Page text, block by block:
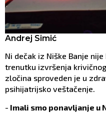
Andrej Simić
Ni dečak iz Niške Banje
trenutku izvršenja
zločina sproveden je u
psihijatrijsko veštačenje.
- Imali smo ponavljanje u